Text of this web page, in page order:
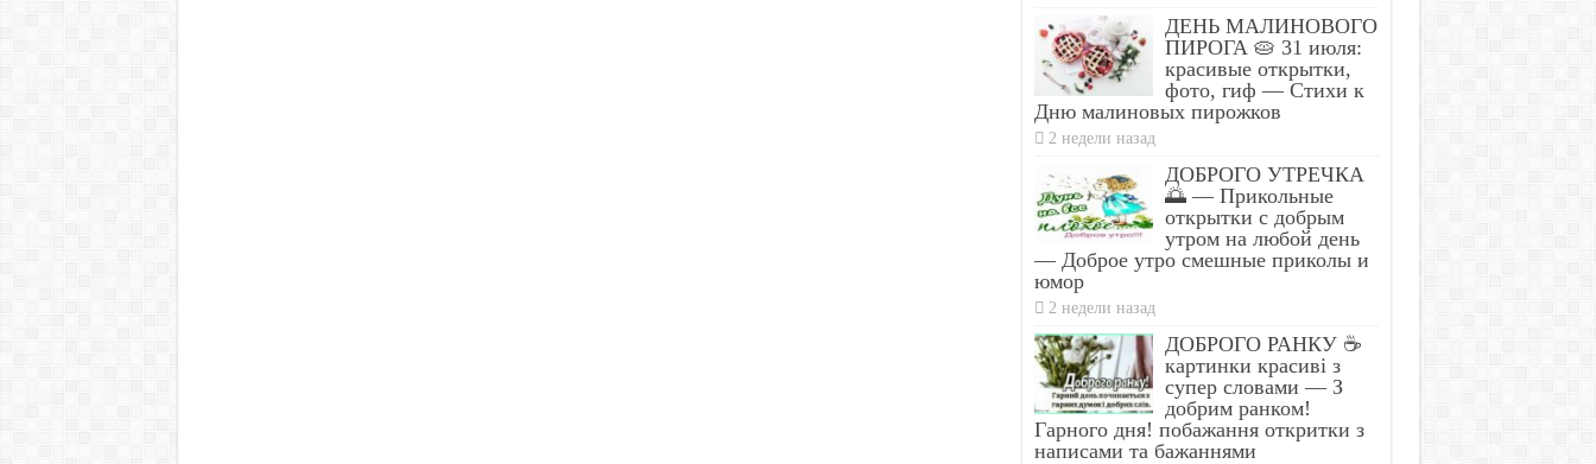
ДЕНЬ МАЛИНОВОГО
ПИРОГА 🥧 31 июля:
красивые открытки,
фото, гиф — Стихи к
Дню малиновых пирожков
2 недели назад
ДОБРОГО УТРЕЧКА
🌅 — Прикольные
открытки с добрым
утром на любой день
— Доброе утро смешные приколы и
юмор
2 недели назад
ДОБРОГО РАНКУ ☕
картинки красиві з
супер словами — З
добрим ранком!
Гарного дня! побажання откритки з
написами та бажаннями